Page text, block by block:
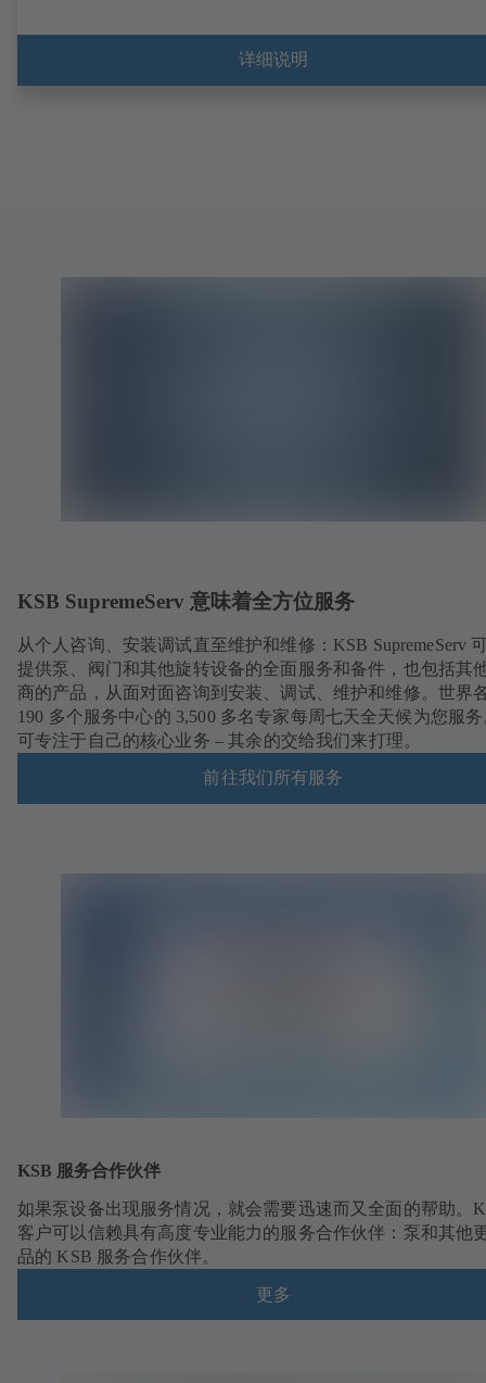
详细说明
KSB SupremeServ 意味着全方位服务
从个人咨询、安装调试直至维护和维修：KSB SupremeServ
提供泵、阀门和其他旋转设备的全面服务和备件，也包括其
商的产品，从面对面咨询到安装、调试、维护和维修。世界
190 多个服务中心的 3,500 多名专家每周七天全天候为您服
可专注于自己的核心业务 – 其余的交给我们来打理。
前往我们所有服务
KSB 服务合作伙伴
如果泵设备出现服务情况，就会需要迅速而又全面的帮助。
客户可以信赖具有高度专业能力的服务合作伙伴：泵和其他
品的 KSB 服务合作伙伴。
更多